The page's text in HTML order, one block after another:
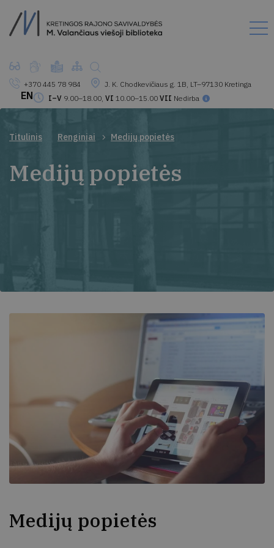
+370 445 78 984
J. K. Chodkevičiaus g. 1B, LT–97130 Kretinga
I–V 9.00–18.00, VI 10.00–15.00 VII Nedirba
EN
Titulinis Renginiai Medijų popietės
Medijų popietės
Medijų popietės